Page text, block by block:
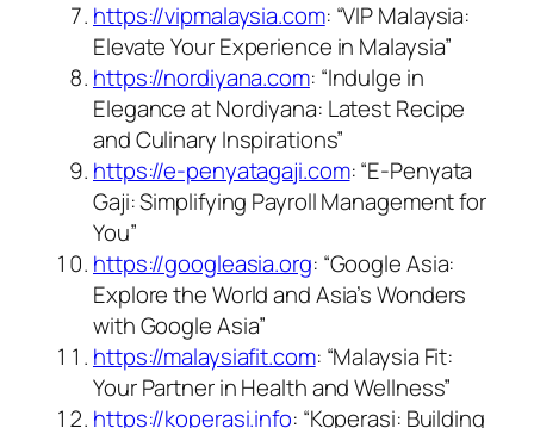
https://vipmalaysia.com: “VIP Malaysia:
Elevate Your Experience in Malaysia”
https://nordiyana.com: “Indulge in
Elegance at Nordiyana: Latest Recipe
and Culinary Inspirations”
https://e-penyatagaji.com: “E-Penyata
Gaji: Simplifying Payroll Management for
You”
https://googleasia.org: “Google Asia:
Explore the World and Asia’s Wonders
with Google Asia”
https://malaysiafit.com: “Malaysia Fit:
Your Partner in Health and Wellness”
https://koperasi.info: “Koperasi: Building